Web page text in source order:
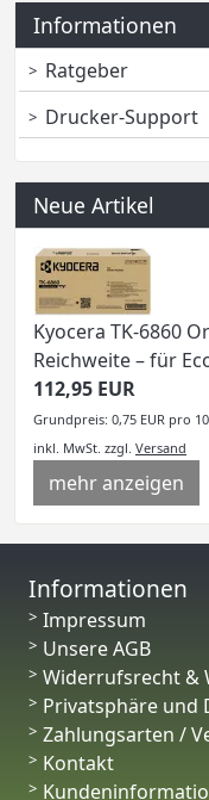
Informationen
Ratgeber
Drucker-Support
Neue Artikel
Kyocera TK-6860
Reichweite – für
112,95 EUR
Grundpreis: 0,75 EUR pro
inkl. MwSt. zzgl. Versand
mehr anzeigen
Informationen
Impressum
Unsere AGB
Widerrufsrecht &
Privatsphäre und
Zahlungsarten /
Kontakt